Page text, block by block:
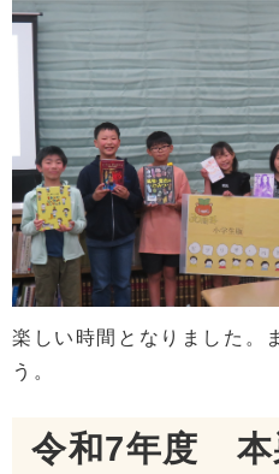
楽しい時間となりました。
う。
令和7年度 本